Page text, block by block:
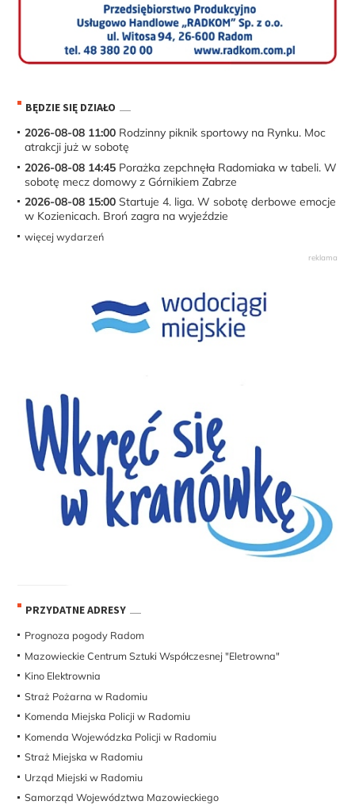
BĘDZIE SIĘ DZIAŁO
2026-08-08 11:00 Rodzinny piknik sportowy na Rynku. Moc
atrakcji już w sobotę
2026-08-08 14:45 Porażka zepchnęła Radomiaka w tabeli. W
sobotę mecz domowy z Górnikiem Zabrze
2026-08-08 15:00 Startuje 4. liga. W sobotę derbowe emocje
w Kozienicach. Broń zagra na wyjeździe
więcej wydarzeń
PRZYDATNE ADRESY
Prognoza pogody Radom
Mazowieckie Centrum Sztuki Współczesnej "Eletrowna"
Kino Elektrownia
Straż Pożarna w Radomiu
Komenda Miejska Policji w Radomiu
Komenda Wojewódzka Policji w Radomiu
Straż Miejska w Radomiu
Urząd Miejski w Radomiu
Samorząd Województwa Mazowieckiego